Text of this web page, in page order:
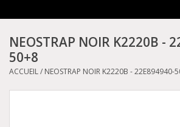
Converse
Kickers
Birkenstock
NEOSTRAP NOIR K2220B -
50+8
ACCUEIL/ NEOSTRAP NOIR K2220B - 22E894940-